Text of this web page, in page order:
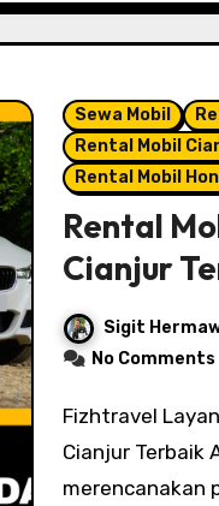
Sewa Mobil
Rental Mobil
Rental Mobil
Rental
Cianjur
Sigit
No Comments
Fizhtravel Layanan Rental Mobil Honda Jazz
Cianjur Terbaik
merencanakan